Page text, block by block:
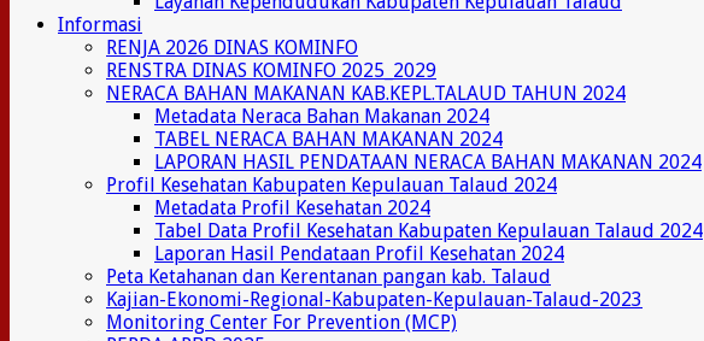
Informasi
RENJA 2026 DINAS KOMINFO
RENSTRA DINAS KOMINFO 2025_2029
NERACA BAHAN MAKANAN KAB.KEPL.TALAUD TAHUN 2024
Metadata Neraca Bahan Makanan 2024
TABEL NERACA BAHAN MAKANAN 2024
LAPORAN HASIL PENDATAAN NERACA BAHAN MAKANAN 2024
Profil Kesehatan Kabupaten Kepulauan Talaud 2024
Metadata Profil Kesehatan 2024
Tabel Data Profil Kesehatan Kabupaten Kepulauan Talaud 2024
Laporan Hasil Pendataan Profil Kesehatan 2024
Peta Ketahanan dan Kerentanan pangan kab. Talaud
Kajian-Ekonomi-Regional-Kabupaten-Kepulauan-Talaud-2023
Monitoring Center For Prevention (MCP)